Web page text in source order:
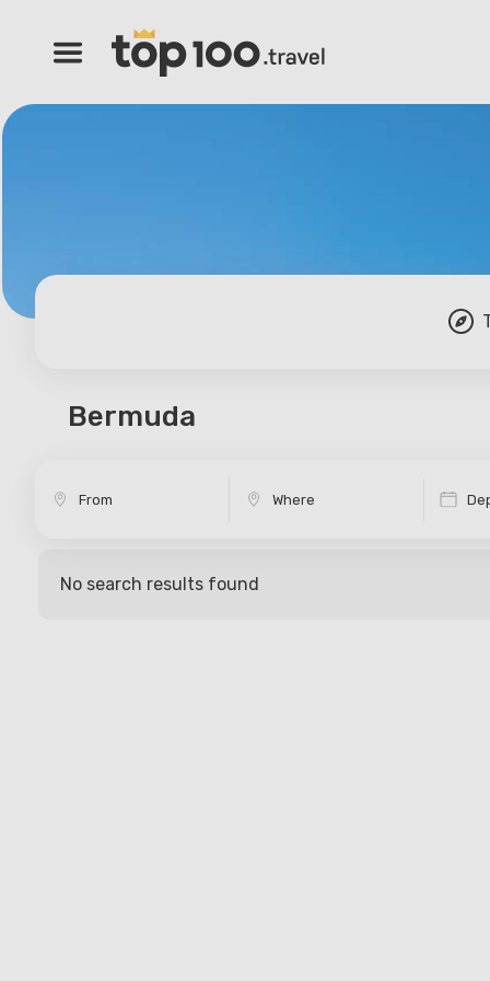
Bermuda
No search results found